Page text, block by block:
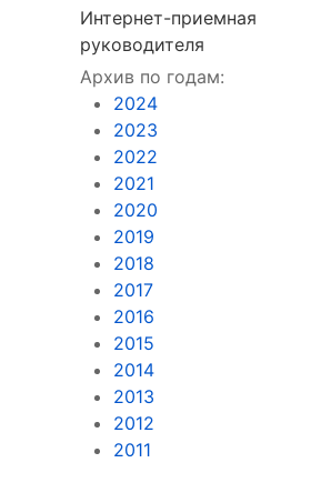
Интернет-приемная
руководителя
Архив по годам:
2024
2023
2022
2021
2020
2019
2018
2017
2016
2015
2014
2013
2012
2011